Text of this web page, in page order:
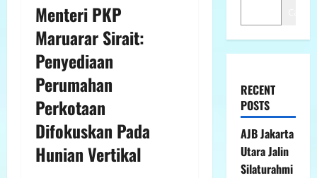
Menteri PKP
Maruarar Sirait:
Penyediaan
Perumahan
Perkotaan
Difokuskan Pada
Hunian Vertikal
RECENT
POSTS
AJB Jakarta
Utara Jalin
Silaturahmi